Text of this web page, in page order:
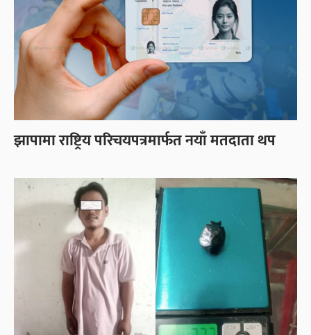
झापामा राष्ट्रिय परिचयपत्रमार्फत नयाँ मतदाता थप